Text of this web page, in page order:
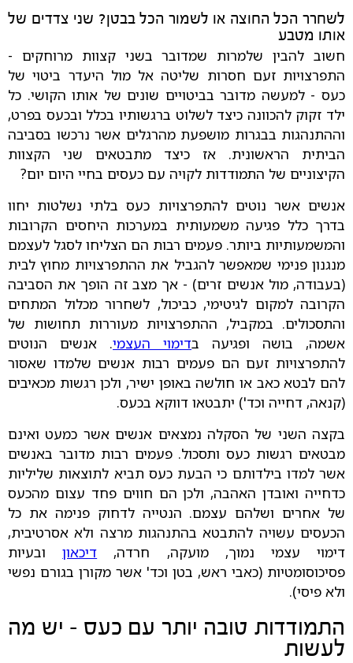
לשחרר הכל החוצה או לשמור הכל בבטן? שני צדדים של
אותו מטבע
חשוב להבין שלמרות שמדובר בשני קצוות מרוחקים -
התפרצויות זעם חסרות שליטה אל מול היעדר ביטוי של
כעס - למעשה מדובר בביטויים שונים של אותו הקושי. כל
ילד זקוק להכוונה כיצד לשלוט ברגשותיו בכלל ובכעס בפרט,
וההתנהגות בבגרות מושפעת מהרגלים אשר נרכשו בסביבה
הביתית הראשונית. אז כיצד מתבטאים שני הקצוות
הקיצוניים של התמודדות לקויה עם כעסים בחיי היום יום?
אנשים אשר נוטים להתפרצויות כעס בלתי נשלטות יחוו
בדרך כלל פגיעה משמעותית במערכות היחסים הקרובות
והמשמעותיות ביותר. פעמים רבות הם הצליחו לסגל לעצמם
מנגנון פנימי שמאפשר להגביל את ההתפרצויות מחוץ לבית
(בעבודה, מול אנשים זרים) - אך מצב זה הופך את הסביבה
הקרובה למקום לגיטימי, כביכול, לשחרור מכלול המתחים
והתסכולים. במקביל, ההתפרצויות מעוררות תחושות של
אשמה, בושה ופגיעה בדימוי העצמי. אנשים הנוטים
להתפרצויות זעם הם פעמים רבות אנשים שלמדו שאסור
להם לבטא כאב או חולשה באופן ישיר, ולכן רגשות מכאיבים
(קנאה, דחייה וכד') יתבטאו דווקא בכעס.
בקצה השני של הסקלה נמצאים אנשים אשר כמעט ואינם
מבטאים רגשות כעס ותסכול. פעמים רבות מדובר באנשים
אשר למדו בילדותם כי הבעת כעס תביא לתוצאות שליליות
כדחייה ואובדן האהבה, ולכן הם חווים פחד עצום מהכעס
של אחרים ושלהם עצמם. הנטייה לדחוק פנימה את כל
הכעסים עשויה להתבטא בהתנהגות מרצה ולא אסרטיבית,
דימוי עצמי נמוך, מועקה, חרדה, דיכאוןובעיות
פסיכוסומטיות (כאבי ראש, בטן וכד' אשר מקורן בגורם נפשי
ולא פיסי).
התמודדות טובה יותר עם כעס - יש מה
לעשות